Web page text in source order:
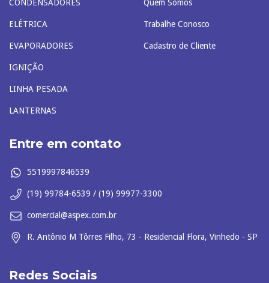
CONDENSADORES
ELÉTRICA
EVAPORADORES
IGNIÇÃO
LINHA PESADA
LANTERNAS
Quem Somos
Trabalhe Conosco
Cadastro de Cliente
Entre em contato
5519997846539
(19) 99784-6539 / (19) 99977-3300
comercial@aspex.com.br
R. Antônio M Tôrres Filho, 73 - Residencial Flora, Vinhedo - SP
Redes Sociais